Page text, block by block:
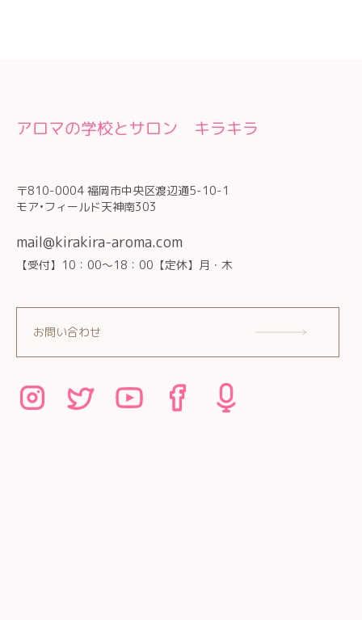
アロマの学校とサロン キラキラ
〒810-0004 福岡市中央区渡辺通5-10-1
モア•フィールド天神南303
mail@kirakira-aroma.com
【受付】10：00～18：00【定休】月・木
お問い合わせ